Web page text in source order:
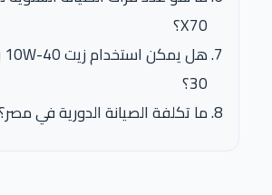
X70؟
30؟
ما تكلفة الصيانة الدورية في مصر؟